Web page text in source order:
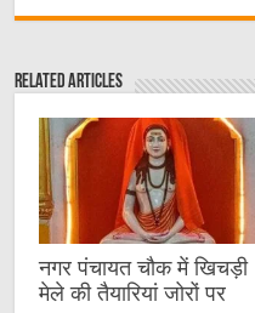
c
e
b
o
it
r
C
at
Related Articles
नगर पंचायत चौक में खिचड़ी
मेले की तैयारियां जोरों पर